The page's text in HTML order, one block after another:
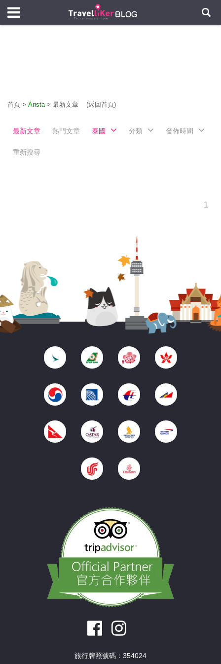
首頁 > Arista> 最新文章 (返回首頁)
最新文章 熱門文章 泰國 分類 發佈時間
重新搜尋
1
旅行牌照號碼：354024